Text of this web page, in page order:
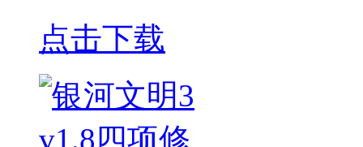
点击下载